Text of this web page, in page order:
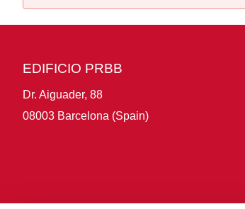
EDIFICIO PRBB
Dr. Aiguader, 88
08003 Barcelona (Spain)